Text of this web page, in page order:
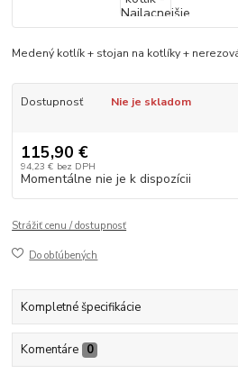
Medený kotlík + stojan na kotlíky +
Dostupnosť Nie je skladom
115,90 €
94,23 € bez DPH
Momentálne nie je k dispozícii
Strážiť cenu / dostupnosť
Do obľúbených
Kompletné špecifikácie
Komentáre 0